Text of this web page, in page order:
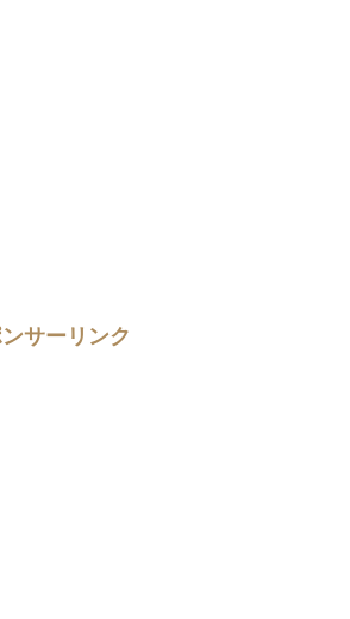
サーリンク